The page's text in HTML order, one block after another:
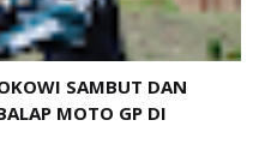
SAMBUT DAN
MOTO GP DI